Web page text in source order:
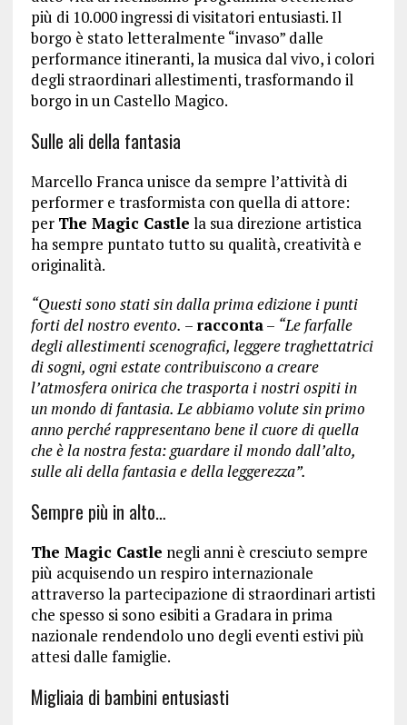
più di 10.000 ingressi di visitatori entusiasti. Il
borgo è stato letteralmente “invaso” dalle
performance itineranti, la musica dal vivo, i colori
degli straordinari allestimenti, trasformando il
borgo in un Castello Magico.
Sulle ali della fantasia
Marcello Franca unisce da sempre l’attività di
performer e trasformista con quella di attore:
per The Magic Castle la sua direzione artistica
ha sempre puntato tutto su qualità, creatività e
originalità.
“Questi sono stati sin dalla prima edizione i punti
forti del nostro evento. – racconta– “Le farfalle
degli allestimenti scenografici, leggere traghettatrici
di sogni, ogni estate contribuiscono a creare
l’atmosfera onirica che trasporta i nostri ospiti in
un mondo di fantasia. Le abbiamo volute sin primo
anno perché rappresentano bene il cuore di quella
che è la nostra festa: guardare il mondo dall’alto,
sulle ali della fantasia e della leggerezza”.
Sempre più in alto…
The Magic Castle negli anni è cresciuto sempre
più acquisendo un respiro internazionale
attraverso la partecipazione di straordinari artisti
che spesso si sono esibiti a Gradara in prima
nazionale rendendolo uno degli eventi estivi più
attesi dalle famiglie.
Migliaia di bambini entusiasti